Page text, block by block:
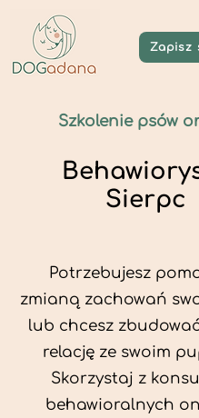
Zapisz
Szkolenie psów
Sierpc
Potrzebujesz
zmianą zachowań
lub chcesz
relację ze swoim
Skorzystaj z
behawioralnych